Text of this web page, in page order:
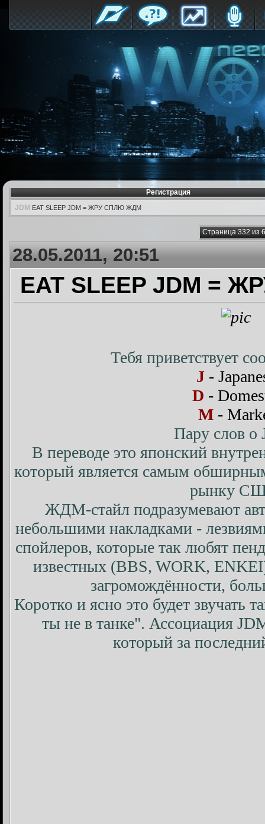
Регистрация
JDM EAT SLEEP JDM = ЖРУ СПЛЮ ЖДМ
Страница 332 из
28.05.2011, 20:51
EAT SLEEP JDM =
Тебя приветствует
J -
D -
M -
Пару слов о
В переводе это японский
который является самым
рынку
ЖДМ-стайл подразумевают
небольшими накладками -
спойлеров, которые так любят
известных (BBS, WORK,
загромождённости,
Коротко и ясно это будет звучать
ты не в танке". Ассоциация
который за